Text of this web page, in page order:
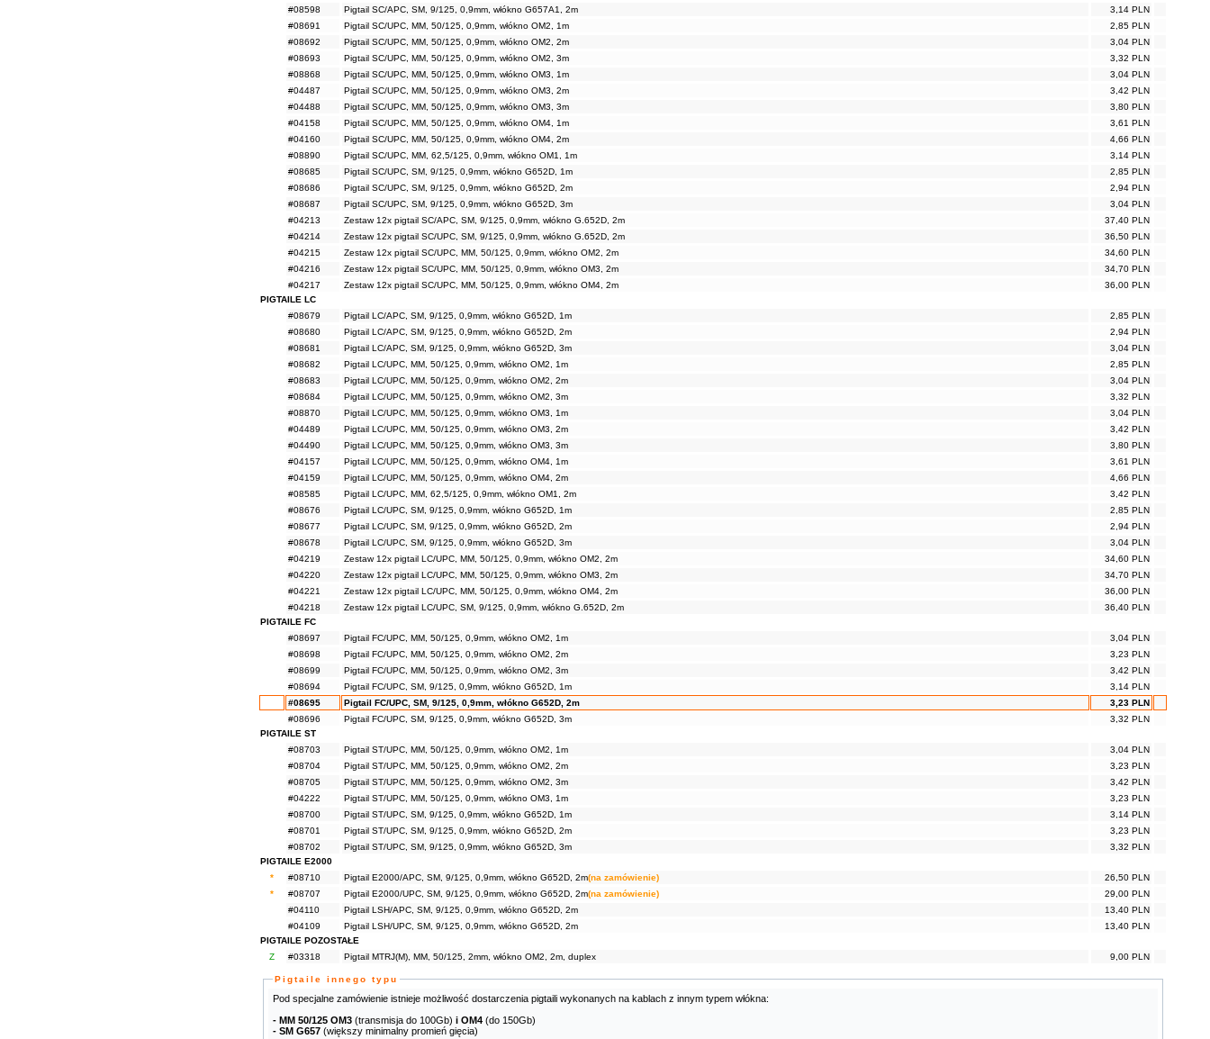
#08598
Pigtail SC/APC, SM, 9/125, 0,9mm, włókno G657A1, 2m
3,14 PLN
#08691
Pigtail SC/UPC, MM, 50/125, 0,9mm, włókno OM2, 1m
2,85 PLN
#08692
Pigtail SC/UPC, MM, 50/125, 0,9mm, włókno OM2, 2m
3,04 PLN
#08693
Pigtail SC/UPC, MM, 50/125, 0,9mm, włókno OM2, 3m
3,32 PLN
#08868
Pigtail SC/UPC, MM, 50/125, 0,9mm, włókno OM3, 1m
3,04 PLN
#04487
Pigtail SC/UPC, MM, 50/125, 0,9mm, włókno OM3, 2m
3,42 PLN
#04488
Pigtail SC/UPC, MM, 50/125, 0,9mm, włókno OM3, 3m
3,80 PLN
#04158
Pigtail SC/UPC, MM, 50/125, 0,9mm, włókno OM4, 1m
3,61 PLN
#04160
Pigtail SC/UPC, MM, 50/125, 0,9mm, włókno OM4, 2m
4,66 PLN
#08890
Pigtail SC/UPC, MM, 62,5/125, 0,9mm, włókno OM1, 1m
3,14 PLN
#08685
Pigtail SC/UPC, SM, 9/125, 0,9mm, włókno G652D, 1m
2,85 PLN
#08686
Pigtail SC/UPC, SM, 9/125, 0,9mm, włókno G652D, 2m
2,94 PLN
#08687
Pigtail SC/UPC, SM, 9/125, 0,9mm, włókno G652D, 3m
3,04 PLN
#04213
Zestaw 12x pigtail SC/APC, SM, 9/125, 0,9mm, włókno G.652D, 2m
37,40 PLN
#04214
Zestaw 12x pigtail SC/UPC, SM, 9/125, 0,9mm, włókno G.652D, 2m
36,50 PLN
#04215
Zestaw 12x pigtail SC/UPC, MM, 50/125, 0,9mm, włókno OM2, 2m
34,60 PLN
#04216
Zestaw 12x pigtail SC/UPC, MM, 50/125, 0,9mm, włókno OM3, 2m
34,70 PLN
#04217
Zestaw 12x pigtail SC/UPC, MM, 50/125, 0,9mm, włókno OM4, 2m
36,00 PLN
PIGTAILE LC
#08679
Pigtail LC/APC, SM, 9/125, 0,9mm, włókno G652D, 1m
2,85 PLN
#08680
Pigtail LC/APC, SM, 9/125, 0,9mm, włókno G652D, 2m
2,94 PLN
#08681
Pigtail LC/APC, SM, 9/125, 0,9mm, włókno G652D, 3m
3,04 PLN
#08682
Pigtail LC/UPC, MM, 50/125, 0,9mm, włókno OM2, 1m
2,85 PLN
#08683
Pigtail LC/UPC, MM, 50/125, 0,9mm, włókno OM2, 2m
3,04 PLN
#08684
Pigtail LC/UPC, MM, 50/125, 0,9mm, włókno OM2, 3m
3,32 PLN
#08870
Pigtail LC/UPC, MM, 50/125, 0,9mm, włókno OM3, 1m
3,04 PLN
#04489
Pigtail LC/UPC, MM, 50/125, 0,9mm, włókno OM3, 2m
3,42 PLN
#04490
Pigtail LC/UPC, MM, 50/125, 0,9mm, włókno OM3, 3m
3,80 PLN
#04157
Pigtail LC/UPC, MM, 50/125, 0,9mm, włókno OM4, 1m
3,61 PLN
#04159
Pigtail LC/UPC, MM, 50/125, 0,9mm, włókno OM4, 2m
4,66 PLN
#08585
Pigtail LC/UPC, MM, 62,5/125, 0,9mm, włókno OM1, 2m
3,42 PLN
#08676
Pigtail LC/UPC, SM, 9/125, 0,9mm, włókno G652D, 1m
2,85 PLN
#08677
Pigtail LC/UPC, SM, 9/125, 0,9mm, włókno G652D, 2m
2,94 PLN
#08678
Pigtail LC/UPC, SM, 9/125, 0,9mm, włókno G652D, 3m
3,04 PLN
#04219
Zestaw 12x pigtail LC/UPC, MM, 50/125, 0,9mm, włókno OM2, 2m
34,60 PLN
#04220
Zestaw 12x pigtail LC/UPC, MM, 50/125, 0,9mm, włókno OM3, 2m
34,70 PLN
#04221
Zestaw 12x pigtail LC/UPC, MM, 50/125, 0,9mm, włókno OM4, 2m
36,00 PLN
#04218
Zestaw 12x pigtail LC/UPC, SM, 9/125, 0,9mm, włókno G.652D, 2m
36,40 PLN
PIGTAILE FC
#08697
Pigtail FC/UPC, MM, 50/125, 0,9mm, włókno OM2, 1m
3,04 PLN
#08698
Pigtail FC/UPC, MM, 50/125, 0,9mm, włókno OM2, 2m
3,23 PLN
#08699
Pigtail FC/UPC, MM, 50/125, 0,9mm, włókno OM2, 3m
3,42 PLN
#08694
Pigtail FC/UPC, SM, 9/125, 0,9mm, włókno G652D, 1m
3,14 PLN
#08695
Pigtail FC/UPC, SM, 9/125, 0,9mm, włókno G652D, 2m
3,23 PLN
#08696
Pigtail FC/UPC, SM, 9/125, 0,9mm, włókno G652D, 3m
3,32 PLN
PIGTAILE ST
#08703
Pigtail ST/UPC, MM, 50/125, 0,9mm, włókno OM2, 1m
3,04 PLN
#08704
Pigtail ST/UPC, MM, 50/125, 0,9mm, włókno OM2, 2m
3,23 PLN
#08705
Pigtail ST/UPC, MM, 50/125, 0,9mm, włókno OM2, 3m
3,42 PLN
#04222
Pigtail ST/UPC, MM, 50/125, 0,9mm, włókno OM3, 1m
3,23 PLN
#08700
Pigtail ST/UPC, SM, 9/125, 0,9mm, włókno G652D, 1m
3,14 PLN
#08701
Pigtail ST/UPC, SM, 9/125, 0,9mm, włókno G652D, 2m
3,23 PLN
#08702
Pigtail ST/UPC, SM, 9/125, 0,9mm, włókno G652D, 3m
3,32 PLN
PIGTAILE E2000
*
#08710 Pigtail E2000/APC, SM, 9/125, 0,9mm, włókno G652D, 2m(na zamówienie)
26,50 PLN
*
#08707 Pigtail E2000/UPC, SM, 9/125, 0,9mm, włókno G652D, 2m(na zamówienie)
29,00 PLN
#04110
Pigtail LSH/APC, SM, 9/125, 0,9mm, włókno G652D, 2m
13,40 PLN
#04109
Pigtail LSH/UPC, SM, 9/125, 0,9mm, włókno G652D, 2m
13,40 PLN
PIGTAILE POZOSTAŁE
Z
#03318 Pigtail MTRJ(M), MM, 50/125, 2mm, włókno OM2, 2m, duplex 9,00 PLN
Pigtaile innego typu
Pod specjalne zamówienie istnieje możliwość dostarczenia pigtaili wykonanych na kablach z innym typem włókna:
- MM 50/125 OM3 (transmisja do 100Gb) i OM4 (do 150Gb)
- SM G657 (większy minimalny promień gięcia)